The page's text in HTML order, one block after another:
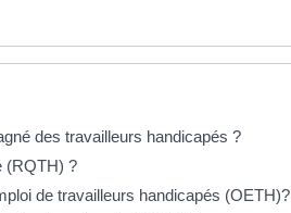
des travailleurs handicapés ?
(RQTH) ?
de travailleurs handicapés (OETH)?